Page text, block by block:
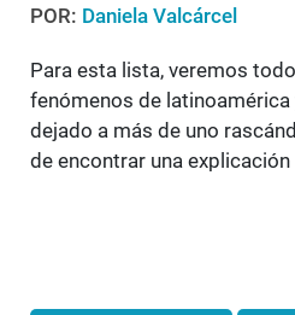
POR: Daniela Valcárcel
Para esta lista, veremos
fenómenos de latinoamérica
dejado a más de uno
de encontrar una explicación